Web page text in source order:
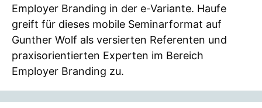
Employer Branding in der e-Variante. Haufe
greift für dieses mobile Seminarformat auf
Gunther Wolf als versierten Referenten und
praxisorientierten Experten im Bereich
Employer Branding zu.